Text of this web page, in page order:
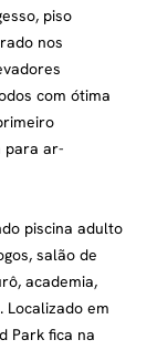
piso
nos
com ótima
para ar-
piscina adulto
salão de
academia,
Localizado em
Park fica na